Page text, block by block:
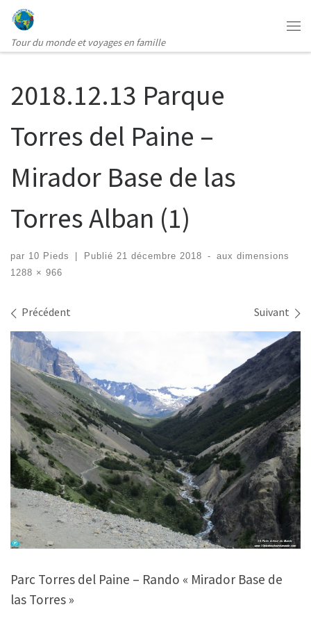
Passer au contenu
Tour du monde et voyages en famille
2018.12.13 Parque
Torres del Paine –
Mirador Base de las
Torres Alban (1)
par 10 Pieds | Publié 21 décembre 2018 -
aux dimensions
1288 × 966
Navigation des images
Précédent Suivant
Parc Torres del Paine – Rando « Mirador Base de
las Torres »